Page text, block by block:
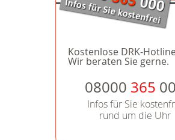
Kostenlose DRK-
Wir beraten Sie gerne.
08000 365
Infos für Sie
rund um die Uhr